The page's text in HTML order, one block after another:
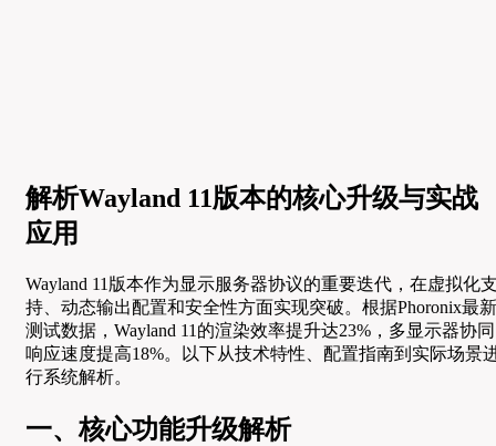
解析Wayland 11版本的核心升级与实战
应用
Wayland 11版本作为显示服务器协议的重要迭代，在虚拟化
持、动态输出配置和安全性方面实现突破。根据Phoronix最新
测试数据，Wayland 11的渲染效率提升达23%，多显示器协同
响应速度提高18%。以下从技术特性、配置指南到实际场景
行系统解析。
一、核心功能升级解析